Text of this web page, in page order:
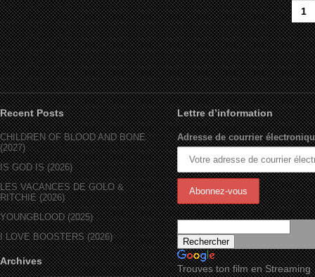
1
Recent Posts
CHILDREN OF BLOOD AND BONE
(2027)
IS GOD IS (2026)
LES VACANCES DE GOLO &
RITCHIE (2026)
YOUNGBLOOD (2025)
I LOVE BOOSTERS (2026)
Archives
Lettre d’information
Adresse de courrier
Trouves ton film en Streaming